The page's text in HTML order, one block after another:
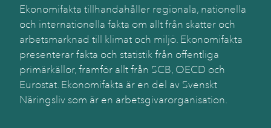
Ekonomifakta tillhandahåller regionala, nationella
och internationella fakta om allt från skatter och
arbetsmarknad till klimat och miljö. Ekonomifakta
presenterar fakta och statistik från offentliga
primärkällor, framför allt från SCB, OECD och
Eurostat. Ekonomifakta är en del av Svenskt
Näringsliv som är en arbetsgivarorganisation.